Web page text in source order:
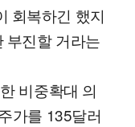
회복하긴 했지
부진할 거라는
비중확대 의
가를 135달러